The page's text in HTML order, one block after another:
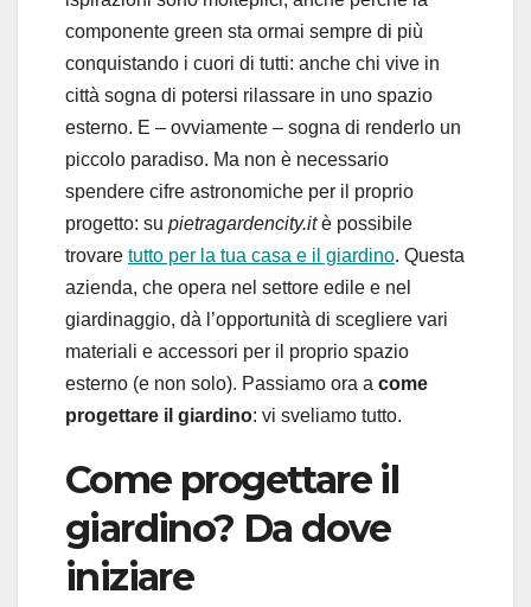
componente green sta ormai sempre di più
conquistando i cuori di tutti: anche chi vive in
città sogna di potersi rilassare in uno spazio
esterno. E – ovviamente – sogna di renderlo un
piccolo paradiso. Ma non è necessario
spendere cifre astronomiche per il proprio
progetto: su pietragardencity.itè possibile
trovare tutto per la tua casa e il giardino. Questa
azienda, che opera nel settore edile e nel
giardinaggio, dà l’opportunità di scegliere vari
materiali e accessori per il proprio spazio
esterno (e non solo). Passiamo ora a come
progettare il giardino: vi sveliamo tutto.
Come progettare il
giardino? Da dove
iniziare